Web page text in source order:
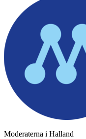
Moderaterna i Halland